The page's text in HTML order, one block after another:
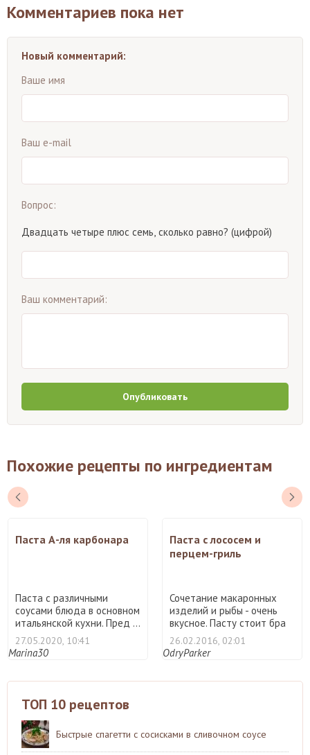
Комментариев пока нет
Новый комментарий:
Ваше имя
Ваш e-mail
Вопрос:
Двадцать четыре плюс семь, сколько равно? (цифрой)
Ваш комментарий:
Опубликовать
Похожие рецепты по ингредиентам
Паста А-ля карбонара
Паста с различными
соусами блюда в основном
итальянской кухни. Пред ...
27.05.2020, 10:41
Marina30
Паста с лососем и
перцем-гриль
Сочетание макаронных
изделий и рыбы - очень
вкусное. Пасту стоит бра
...
26.02.2016, 02:01
OdryParker
ТОП 10 рецептов
Быстрые спагетти с сосисками в сливочном соусе